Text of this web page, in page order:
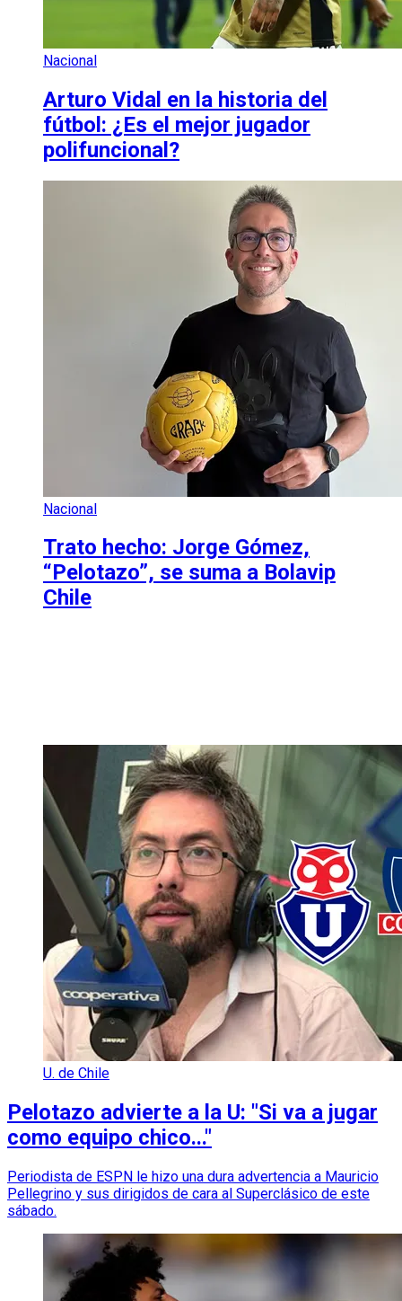
Nacional
Arturo Vidal en la historia del
fútbol: ¿Es el mejor jugador
polifuncional?
Nacional
Trato hecho: Jorge Gómez,
“Pelotazo”, se suma a Bolavip
Chile
U. de Chile
Pelotazo advierte a la U: "Si va a jugar
como equipo chico..."
Periodista de ESPN le hizo una dura advertencia a Mauricio
Pellegrino y sus dirigidos de cara al Superclásico de este
sábado.